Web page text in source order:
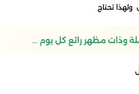
تحتاج
وذات مظهر رائع كل يوم …